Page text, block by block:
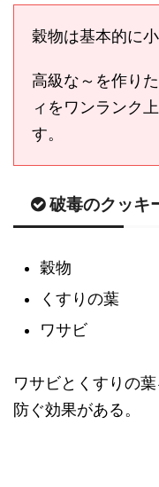
穀物は基本的に小
高級な～を作り
ィをワンランク
す。
破毒のクッキ
穀物
くすりの葉
ワサビ
ワサビとくすりの
防ぐ効果がある。